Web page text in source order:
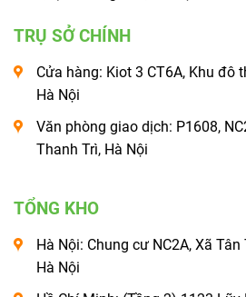
TRỤ SỞ CHÍNH
Cửa hàng: Kiot 3 CT6A, Khu đô
Hà Nội
Văn phòng giao dịch: P1608,
Thanh Trì, Hà Nội
TỔNG KHO
Hà Nội: Chung cư NC2A, Xã
Hà Nội